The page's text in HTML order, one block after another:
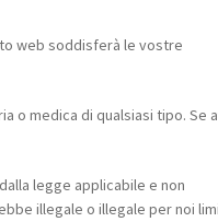
web soddisferà le vostre
o medica di qualsiasi tipo. Se
legge applicabile e non
illegale o illegale per noi